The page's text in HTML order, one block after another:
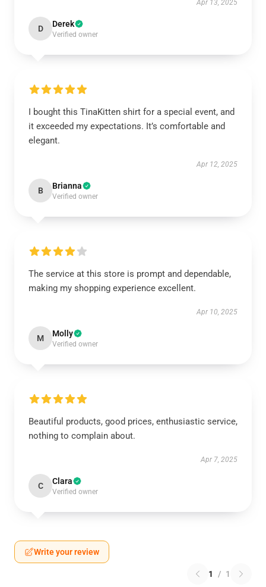
Apr 13, 2025
D Derek
Verified owner
I bought this TinaKitten shirt for a special event, and
it exceeded my expectations. It’s comfortable and
elegant.
Apr 12, 2025
B Brianna
Verified owner
The service at this store is prompt and dependable,
making my shopping experience excellent.
Apr 10, 2025
M Molly
Verified owner
Beautiful products, good prices, enthusiastic service,
nothing to complain about.
Apr 7, 2025
C Clara
Verified owner
Write your review
1 / 1